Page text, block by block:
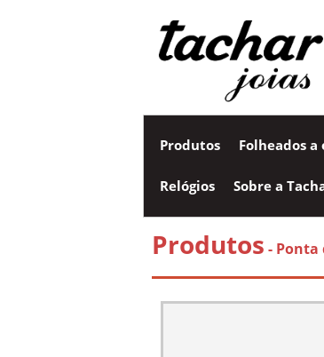
Produtos Folheados a
Relógios Sobre a
Produtos - Ponta